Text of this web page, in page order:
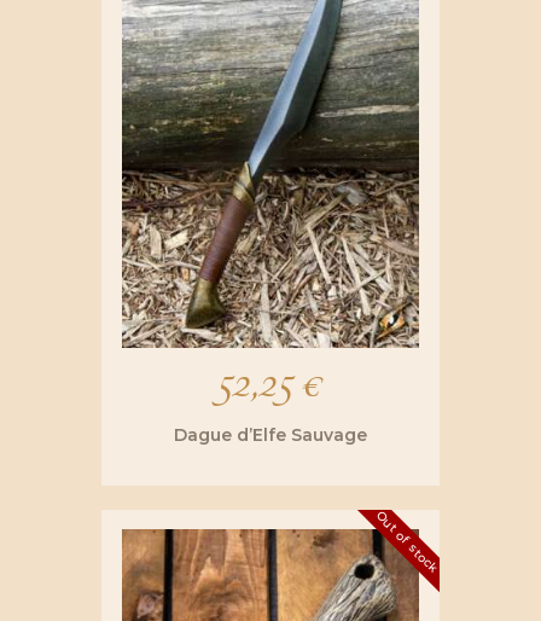
52,25€
Dague d’Elfe Sauvage
Out of stock